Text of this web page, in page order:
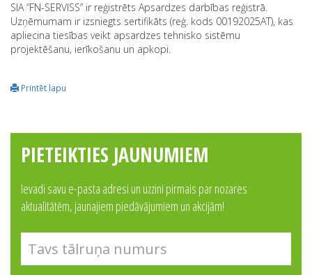
SIA “FN-SERVISS” ir reģistrēts Apsardzes darbības reģistrā.
Uzņēmumam ir izsniegts sertifikāts (reģ. kods 00192025AT), kas
apliecina tiesības veikt apsardzes tehnisko sistēmu
projektēšanu, ierīkošanu un apkopi.
Printēt lapu
PIETEIKTIES JAUNUMIEM
Ievadi savu e-pasta adresi un uzzini pirmais par nozares
aktualitātēm, jaunajiem piedāvājumiem un akcijām!